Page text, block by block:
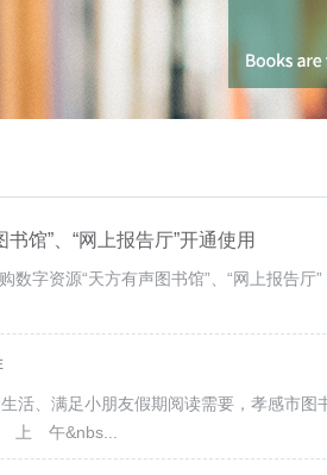
馆”、“网上报告厅”开通使用
字资源“天方有声图书馆”、“网上报告
、满足小朋友假期阅读需要，孝感市图
上 午&nbs...